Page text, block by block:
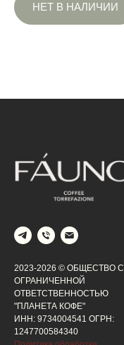
НЕТ В НАЛИЧИИ
2023-2026 © ОБЩЕСТВО С
ОГРАНИЧЕННОЙ
ОТВЕТСТВЕННОСТЬЮ
"ПЛАНЕТА КОФЕ"
ИНН: 9734004541 ОГРН:
1247700584340